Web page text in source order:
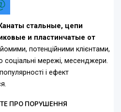
Канаты стальные, цепи
и пластинчатые от
потенційними клієнтами,
соціальні мережі, месенджери.
і ефект
ПРО ПОРУШЕННЯ